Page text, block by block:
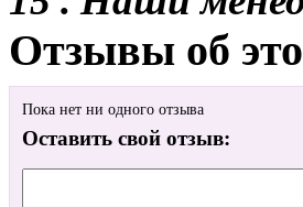
Отзывы об
Пока нет ни одного отзыва
Оставить свой отзыв: